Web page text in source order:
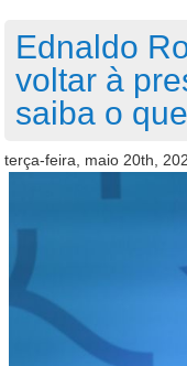
Ednaldo
voltar à
saiba o
terça-feira, maio 20th,